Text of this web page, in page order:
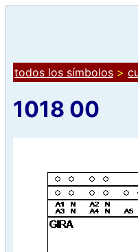
todos los símbolos >
1018 00